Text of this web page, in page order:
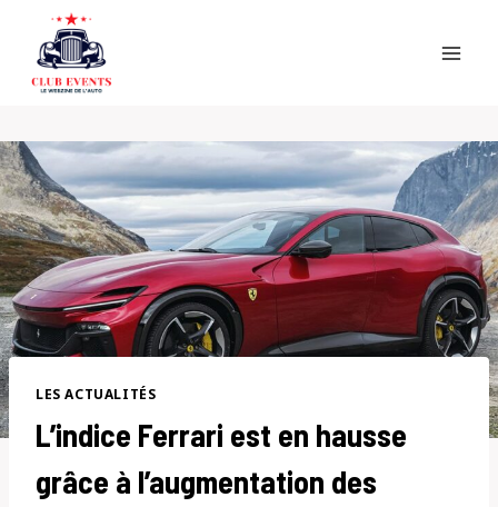
content
LES ACTUALITÉS
L’indice Ferrari est en hausse
grâce à l’augmentation des